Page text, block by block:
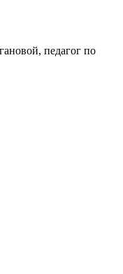
педагог по